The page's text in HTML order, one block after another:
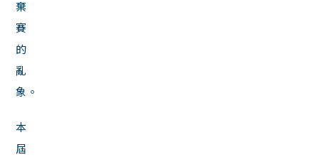
棄
賽
的
亂
象。
本
屆